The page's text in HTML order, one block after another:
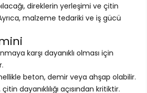
direklerin yerleşimi ve çitin
malzeme tedariki ve iş gücü
karşı dayanıklı olması için
beton, demir veya ahşap olabilir.
dayanıklılığı açısından kritiktir.